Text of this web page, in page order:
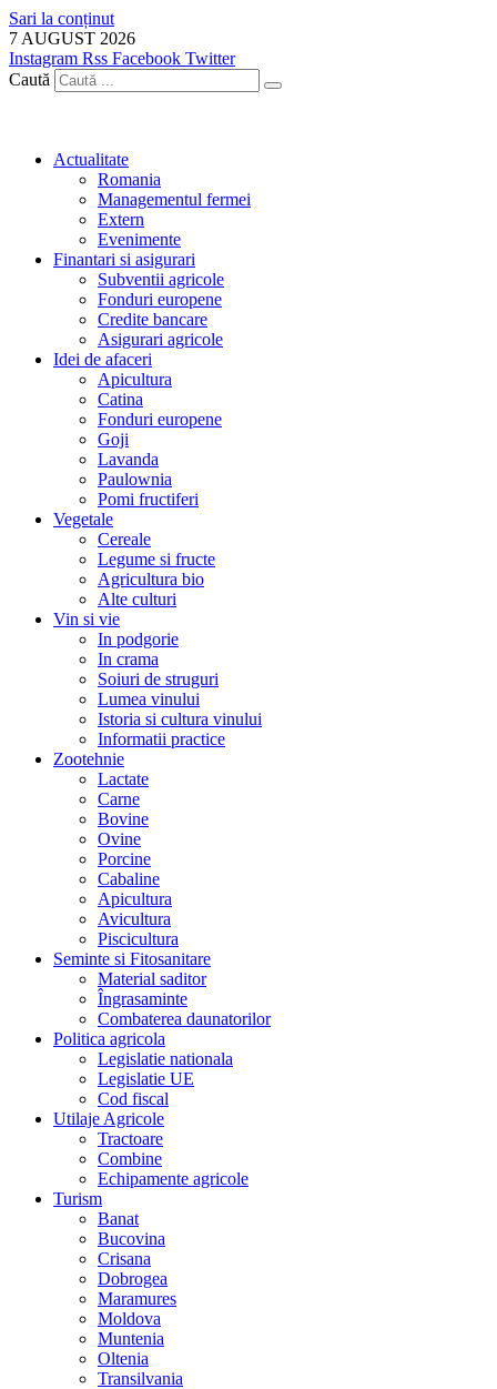
Sari la conținut
7 AUGUST 2026
Instagram Rss Facebook Twitter
Caută
Actualitate
Romania
Managementul fermei
Extern
Evenimente
Finantari si asigurari
Subventii agricole
Fonduri europene
Credite bancare
Asigurari agricole
Idei de afaceri
Apicultura
Catina
Fonduri europene
Goji
Lavanda
Paulownia
Pomi fructiferi
Vegetale
Cereale
Legume si fructe
Agricultura bio
Alte culturi
Vin si vie
In podgorie
In crama
Soiuri de struguri
Lumea vinului
Istoria si cultura vinului
Informatii practice
Zootehnie
Lactate
Carne
Bovine
Ovine
Porcine
Cabaline
Apicultura
Avicultura
Piscicultura
Seminte si Fitosanitare
Material saditor
Îngrasaminte
Combaterea daunatorilor
Politica agricola
Legislatie nationala
Legislatie UE
Cod fiscal
Utilaje Agricole
Tractoare
Combine
Echipamente agricole
Turism
Banat
Bucovina
Crisana
Dobrogea
Maramures
Moldova
Muntenia
Oltenia
Transilvania